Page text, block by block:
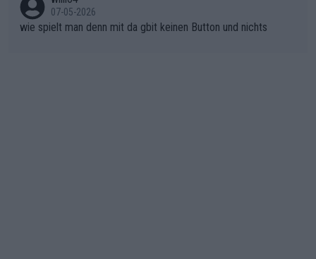
07-05-2026
wie spielt man denn mit da gbit keinen Button und nichts